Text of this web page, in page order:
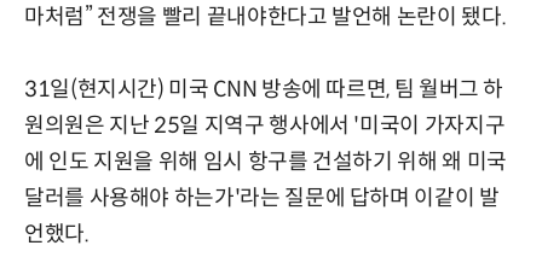
마처럼” 전쟁을 빨리 끝내야한다고 발언해 논란이 됐다.
31일(현지시간) 미국 CNN 방송에 따르면, 팀 월버그 하
원의원은 지난 25일 지역구 행사에서 '미국이 가자지구
에 인도 지원을 위해 임시 항구를 건설하기 위해 왜 미국
달러를 사용해야 하는가'라는 질문에 답하며 이같이 발
언했다.